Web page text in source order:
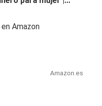
Amazon
Amazon.es